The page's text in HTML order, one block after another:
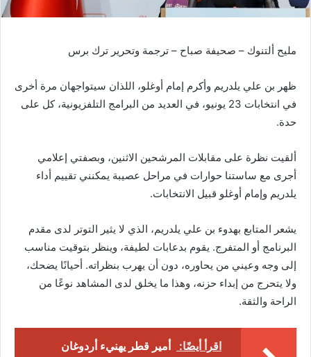
مليح ألتنوك – صحيفة صباح – ترجمة وتحرير ترك برس
ظهر بن علي يلدريم وأكرم إمام أوغلو، اللذان سيتواجهان مرة أخرى
في انتخابات 23 يونيو، في العديد من البرامج التلفزيونية، كل على
حدة.
ألقيت نظرة على مقابلات المرشحين الاثنين، وبصفتي إعلامي
أجرى مع ساستنا حوارات في مراحل عصيبة يمكنني تقييم أداء
يلدريم وإمام أوغلو قبيل الانتخابات.
يشعر المتابع بهدوء بن علي يلدريم، الذي لا يثير التوتر لدى مقدم
البرنامج أو المتفرج. يقوم بدعابات لطيفة، وينظر بتوقيت مناسب
إلى وجه وعيني من يحاوره، دون أن يهرب بنظراته. أحيانًا يضحك،
ولا يتحرج من إبداء حزنه، وهذا ما يخلق لدى المشاهد نوعًا من
الراحة والثقة.
اقرأ أيضًا:
أمير قطر يهنيء أردوغان